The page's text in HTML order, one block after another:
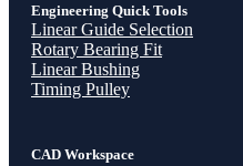
Engineering Quick Tools
Linear Guide Selection
Rotary Bearing Fit
Linear Bushing
Timing Pulley
CAD Workspace